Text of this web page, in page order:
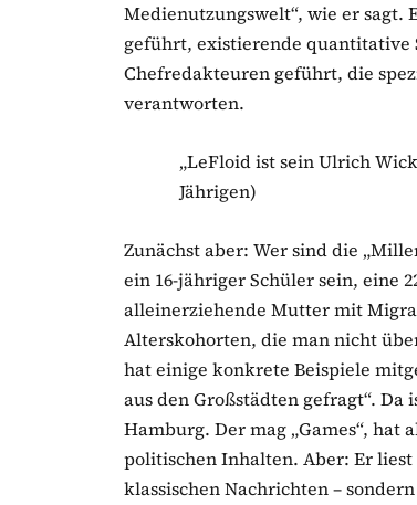
Medienutzungswelt“, wie er sagt.
geführt, existierende quantitative
Chefredakteuren geführt, die
verantworten.
„LeFloid ist sein Ulrich
Jährigen)
Zunächst aber: Wer sind die
ein 16-jähriger Schüler sein, eine
alleinerziehende Mutter mit
Alterskohorten, die man nicht
hat einige konkrete Beispiele
aus den Großstädten gefragt“. Da
Hamburg. Der mag „Games“, hat
politischen Inhalten. Aber: Er
klassischen Nachrichten –